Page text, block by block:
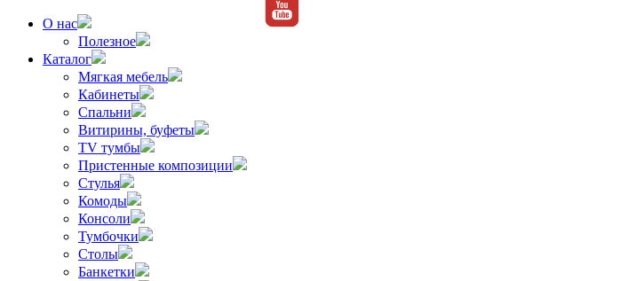
О нас
Полезное
Каталог
Мягкая мебель
Кабинеты
Спальни
Витирины, буфеты
TV тумбы
Пристенные композиции
Стулья
Комоды
Консоли
Тумбочки
Столы
Банкетки